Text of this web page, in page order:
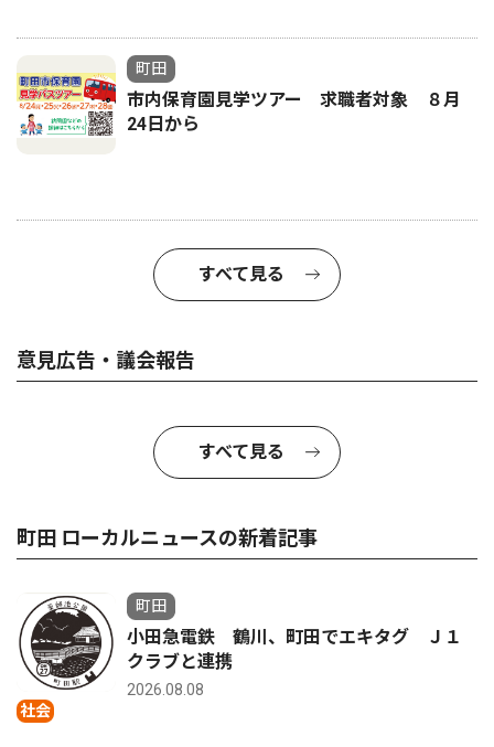
町田
市内保育園見学ツアー 求職者対象 ８月
24日から
すべて見る
意見広告・議会報告
すべて見る
町田 ローカルニュースの新着記事
社会
町田
小田急電鉄 鶴川、町田でエキタグ Ｊ１
クラブと連携
2026.08.08